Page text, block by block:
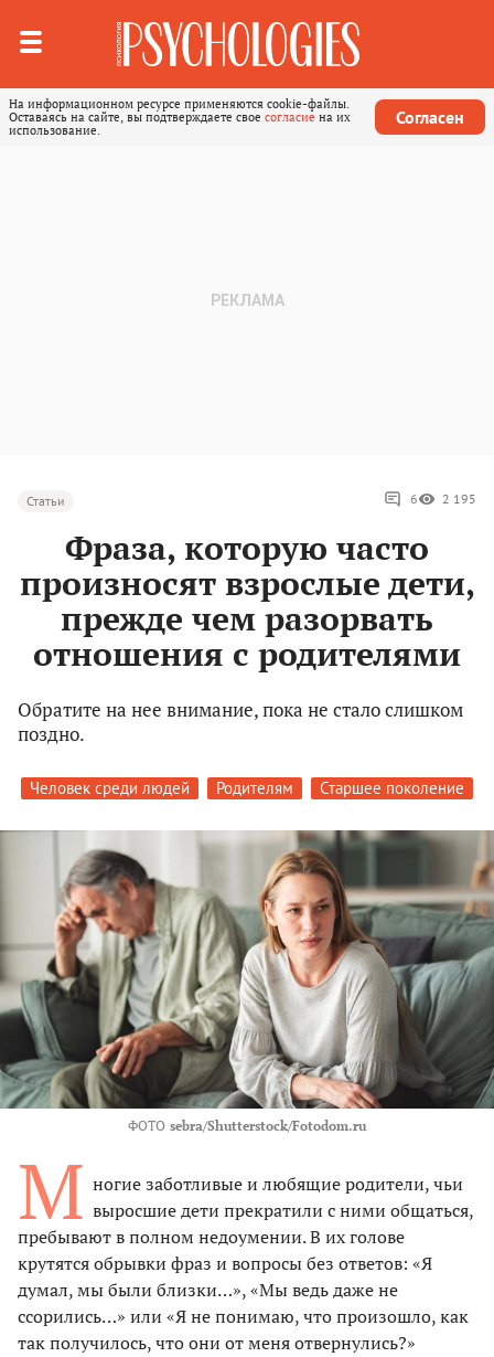
На информационном ресурсе применяются cookie-файлы.
Оставаясь на сайте, вы подтверждаете свое согласие на их
использование.
Согласен
Статьи 6 2 195
Фраза, которую часто
произносят взрослые дети,
прежде чем разорвать
отношения с родителями
Обратите на нее внимание, пока не стало слишком
поздно.
Человек среди людей Родителям Старшее поколение
ФОТО sebra/Shutterstock/Fotodom.ru
М ногие заботливые и любящие родители, чьи
выросшие дети прекратили с ними общаться,
пребывают в полном недоумении. В их голове
крутятся обрывки фраз и вопросы без ответов: «Я
думал, мы были близки…», «Мы ведь даже не
ссорились…» или «Я не понимаю, что произошло, как
так получилось, что они от меня отвернулись?»